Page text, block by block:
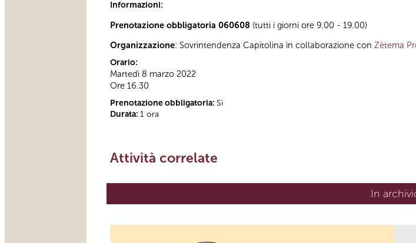
Informazioni:
Prenotazione obbligatoria 060608 (tutti i giorni ore 9.00 - 19.00)
Organizzazione: Sovrintendenza Capitolina in collaborazione con Zètema
Orario:
Martedì 8 marzo 2022
Ore 16.30
Prenotazione obbligatoria: Sì
Durata: 1 ora
Attività correlate
In